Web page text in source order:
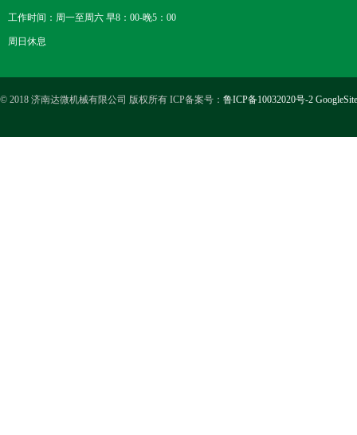
工作时间：周一至周六 早8：00-晚5：00
周日休息
© 2018 济南达微机械有限公司 版权所有 ICP备案号： 鲁ICP备10032020号-2